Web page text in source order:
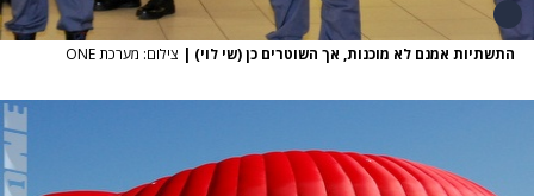
התשתיות אמנם לא מוכנות, אך השוטרים כן (שי לוי) | צילום: מערכת ONE